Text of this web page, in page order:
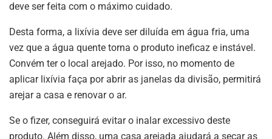
deve ser feita com o máximo cuidado.
Desta forma, a lixívia deve ser diluída em água fria, uma
vez que a água quente torna o produto ineficaz e instável.
Convém ter o local arejado. Por isso, no momento de
aplicar lixívia faça por abrir as janelas da divisão, permitirá
arejar a casa e renovar o ar.
Se o fizer, conseguirá evitar o inalar excessivo deste
produto. Além disso, uma casa arejada ajudará a secar as